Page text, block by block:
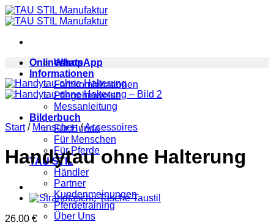
Zum
Inhalt
Onlineshop
Informationen
Farbkombinationen
Pflegehinweise
Messanleitung
Bilderbuch
Für Hunde
Für Menschen
Für Pferde
TAU STIL
Händler
Partner
Kundenmeinungen
Pferdetraining
Über Uns
WhatsApp
Start / Menschen /Accessoires
Handytau ohne Halterung
26,00 €